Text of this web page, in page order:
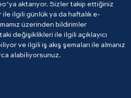
aktarıyor. Sizler takip ettiğiniz
ilgili günlük ya da haftalık e-
üzerinden bildirimler
değişiklikleri ile ilgili açıklayıcı
ve ilgili iş akış şemaları ile almanız
alabiliyorsunuz.